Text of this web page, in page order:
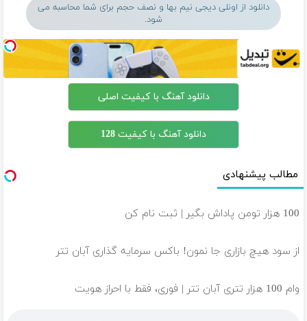
دانلود از اونلی دیجی نیم بها و نصف حجم برای شما محاسبه می
شود.
دانلود آهنگ با کیفیت اصلی
دانلود آهنگ با کیفیت 128
مطالب پیشنهادی
100 هزار تومن پاداش بگیر | ثبت نام کن
از سود هیچ بازاری جا نمون! باکس سرمایه گذاری آبان تتر
وام 100 هزار تتری آبان تتر | فوری، فقط با احراز هویت